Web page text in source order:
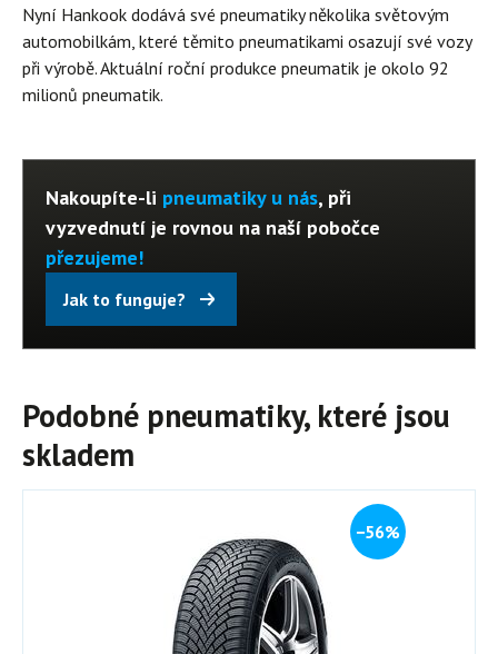
Nyní Hankook dodává své pneumatiky několika světovým
automobilkám, které těmito pneumatikami osazují své vozy
při výrobě. Aktuální roční produkce pneumatik je okolo 92
milionů pneumatik.
Nakoupíte-li pneumatiky u nás, při
vyzvednutí je rovnou na naší pobočce
přezujeme!
Jak to funguje?
Podobné pneumatiky, které jsou
skladem
−56%